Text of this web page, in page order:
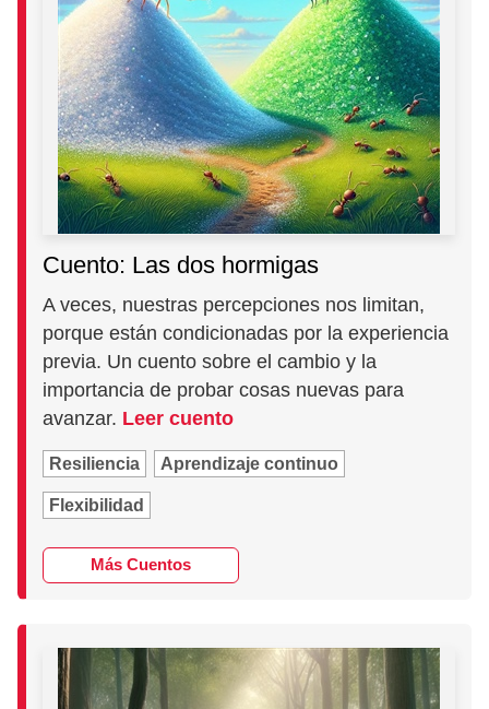
Cuento: Las dos hormigas
A veces, nuestras percepciones nos limitan,
porque están condicionadas por la experiencia
previa. Un cuento sobre el cambio y la
importancia de probar cosas nuevas para
avanzar. Leer cuento
Resiliencia Aprendizaje continuo
Flexibilidad
Más Cuentos